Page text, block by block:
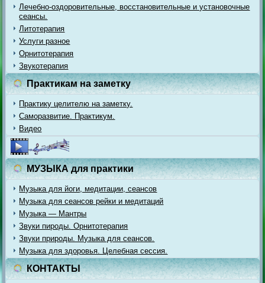
Лечебно-оздоровительные, восстановительные и установочные
сеансы.
Литотерапия
Услуги разное
Орнитотерапия
Звукотерапия
Практикам на заметку
Практику целителю на заметку.
Саморазвитие. Практикум.
Видео
МУЗЫКА для практики
Музыка для йоги, медитации, сеансов
Музыка для сеансов рейки и медитаций
Музыка — Мантры
Звуки пироды. Орнитотерапия
Звуки природы. Музыка для сеансов.
Музыка для здоровья. Целебная сессия.
КОНТАКТЫ